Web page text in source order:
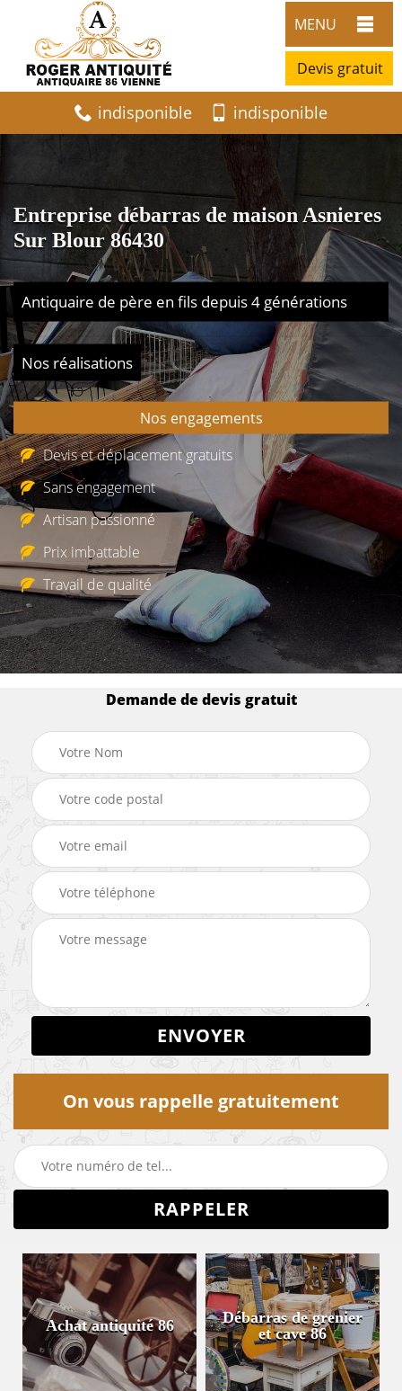
MENU
Devis gratuit
indisponible indisponible
Entreprise débarras de maison Asnieres
Sur Blour 86430
Antiquaire de père en fils depuis 4 générations
Nos réalisations
Nos engagements
Devis et déplacement gratuits
Sans engagement
Artisan passionné
Prix imbattable
Travail de qualité
Demande de devis gratuit
On vous rappelle gratuitement
Achat antiquité 86
Débarras de grenier
et cave 86